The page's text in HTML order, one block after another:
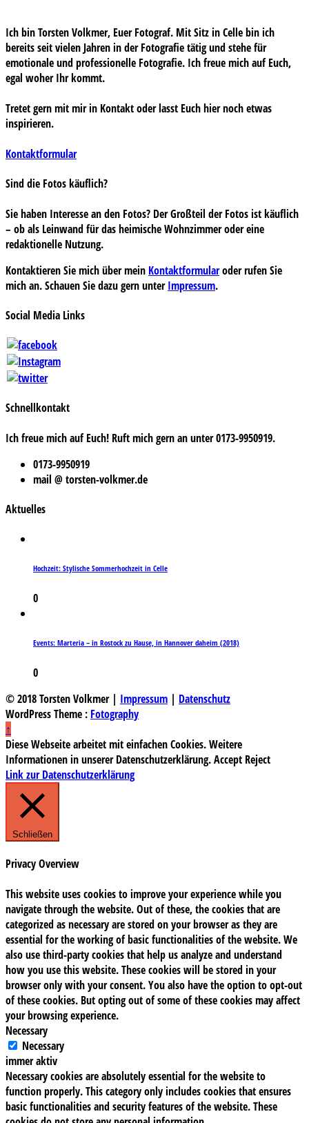
Ich bin Torsten Volkmer, Euer Fotograf. Mit Sitz in Celle bin ich
bereits seit vielen Jahren in der Fotografie tätig und stehe für
emotionale und professionelle Fotografie. Ich freue mich auf Euch,
egal woher Ihr kommt.
Tretet gern mit mir in Kontakt oder lasst Euch hier noch etwas
inspirieren.
Kontaktformular
Sind die Fotos käuflich?
Sie haben Interesse an den Fotos? Der Großteil der Fotos ist käuflich
– ob als Leinwand für das heimische Wohnzimmer oder eine
redaktionelle Nutzung.
Kontaktieren Sie mich über mein Kontaktformularoder rufen Sie
mich an. Schauen Sie dazu gern unterImpressum.
Social Media Links
Schnellkontakt
Ich freue mich auf Euch! Ruft mich gern an unter 0173-9950919.
0173-9950919
mail @ torsten-volkmer.de
Aktuelles
Hochzeit: Stylische Sommerhochzeit in Celle
0
Events: Marteria – in Rostock zu Hause, in Hannover daheim (2018)
0
© 2018 Torsten Volkmer | Impressum | Datenschutz
WordPress Theme : Fotography
↑
Diese Webseite arbeitet mit einfachen Cookies. Weitere
Informationen in unserer Datenschutzerklärung.Accept Reject
Link zur Datenschutzerklärung
Schließen
Privacy Overview
This website uses cookies to improve your experience while you
navigate through the website. Out of these, the cookies that are
categorized as necessary are stored on your browser as they are
essential for the working of basic functionalities of the website. We
also use third-party cookies that help us analyze and understand
how you use this website. These cookies will be stored in your
browser only with your consent. You also have the option to opt-out
of these cookies. But opting out of some of these cookies may affect
your browsing experience.
Necessary
Necessary
immer aktiv
Necessary cookies are absolutely essential for the website to
function properly. This category only includes cookies that ensures
basic functionalities and security features of the website. These